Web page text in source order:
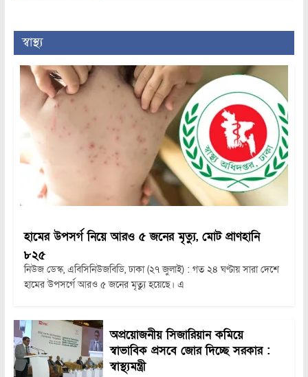
স্বাস্থ্য
হামের উপসর্গ নিয়ে আরও ৫ জনের মৃত্যু, মোট প্রাণহানি
৮২৫
নিউজ ডেস্ক, এবিসিনিউজবিডি, ঢাকা (২৭ জুলাই) : গত ২৪ ঘণ্টায় সারা দেশে
হামের উপসর্গে আরও ৫ জনের মৃত্যু হয়েছে। এ
অপ্রয়োজনীয় সিজারিয়ান কমিয়ে
স্বাভাবিক প্রসবে জোর দিচ্ছে সরকার :
স্বাস্থ্যমন্ত্রী